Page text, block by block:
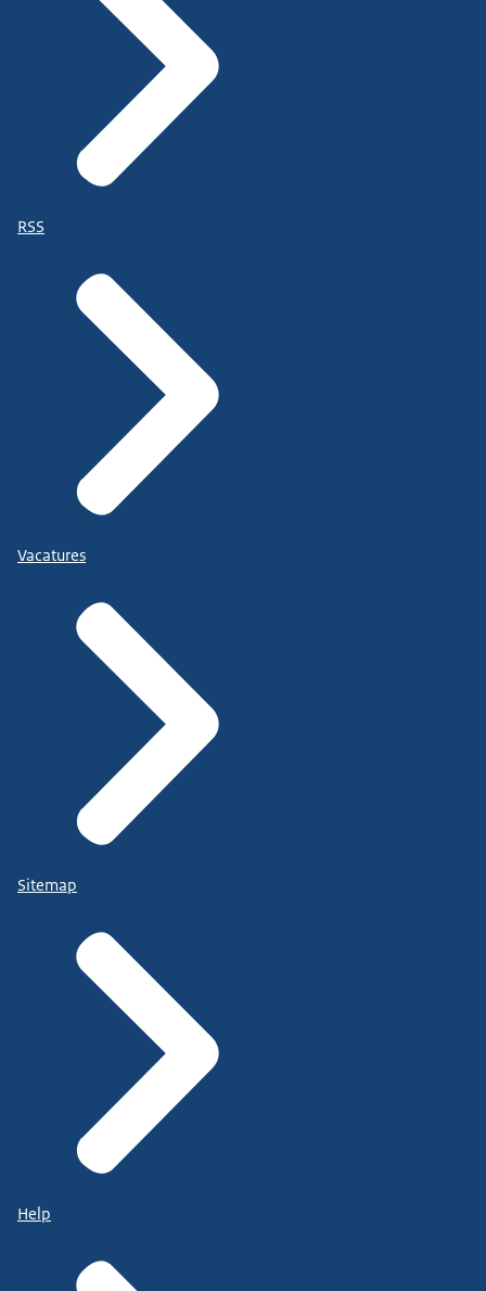
RSS
Vacatures
Sitemap
Help